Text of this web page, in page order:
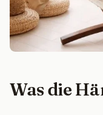
Was die